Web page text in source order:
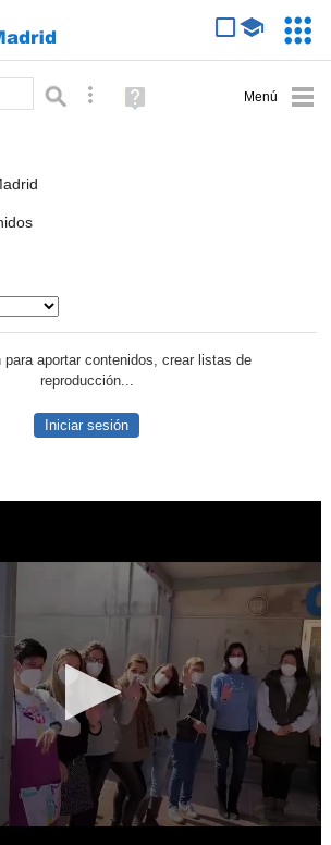
Búsqueda avanzada
Ayuda
(en
para aportar contenidos, crear listas de
reproducción...
Iniciar sesión